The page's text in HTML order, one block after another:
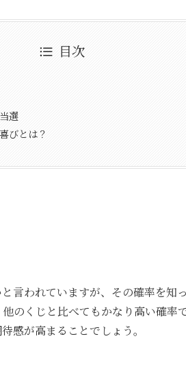
目次
選
びとは？
言われていますが、その確率を知
のくじと比べてもかなり高い確率
感が高まることでしょう。